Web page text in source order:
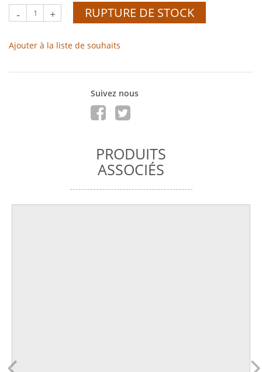
- + RUPTURE DE STOCK
Ajouter à la liste de souhaits
Suivez nous
PRODUITS
ASSOCIÉS